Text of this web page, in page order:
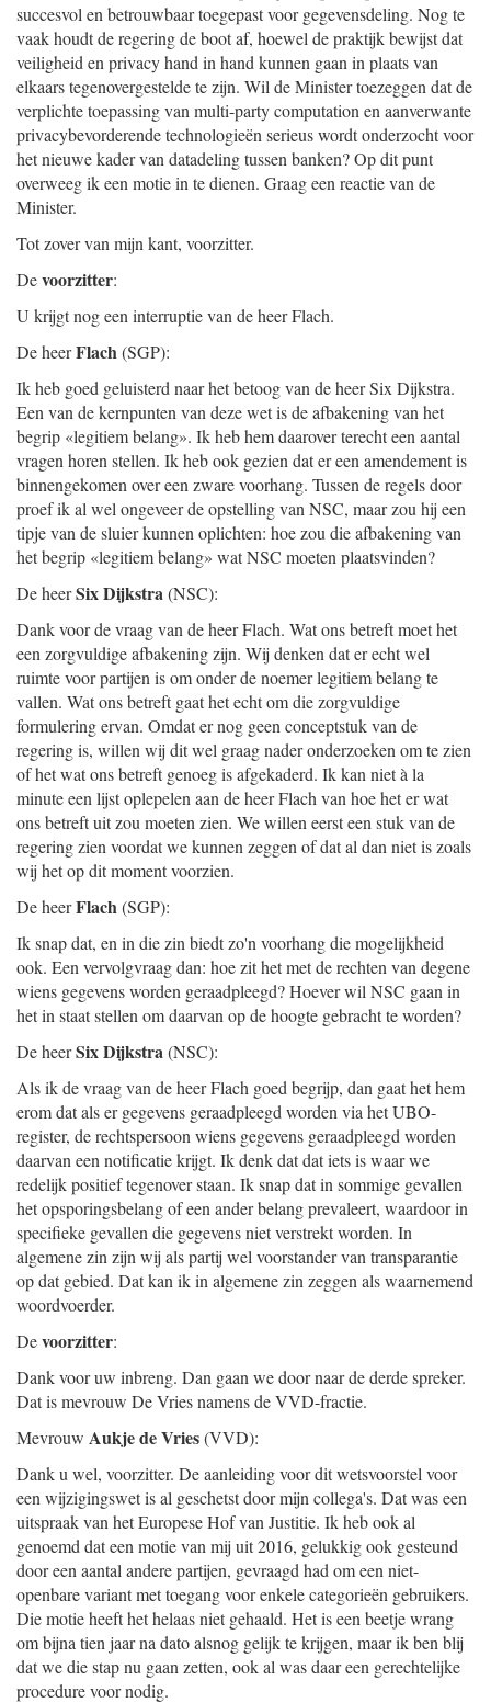
succesvol en betrouwbaar toegepast voor gegevensdeling. Nog te
vaak houdt de regering de boot af, hoewel de praktijk bewijst dat
veiligheid en privacy hand in hand kunnen gaan in plaats van
elkaars tegenovergestelde te zijn. Wil de Minister toezeggen dat de
verplichte toepassing van multi-party computation en aanverwante
privacybevorderende technologieën serieus wordt onderzocht voor
het nieuwe kader van datadeling tussen banken? Op dit punt
overweeg ik een motie in te dienen. Graag een reactie van de
Minister.
Tot zover van mijn kant, voorzitter.
Devoorzitter:
U krijgt nog een interruptie van de heer Flach.
De heerFlach(SGP):
Ik heb goed geluisterd naar het betoog van de heer Six Dijkstra.
Een van de kernpunten van deze wet is de afbakening van het
begrip «legitiem belang». Ik heb hem daarover terecht een aantal
vragen horen stellen. Ik heb ook gezien dat er een amendement is
binnengekomen over een zware voorhang. Tussen de regels door
proef ik al wel ongeveer de opstelling van NSC, maar zou hij een
tipje van de sluier kunnen oplichten: hoe zou die afbakening van
het begrip «legitiem belang» wat NSC moeten plaatsvinden?
De heerSix Dijkstra(NSC):
Dank voor de vraag van de heer Flach. Wat ons betreft moet het
een zorgvuldige afbakening zijn. Wij denken dat er echt wel
ruimte voor partijen is om onder de noemer legitiem belang te
vallen. Wat ons betreft gaat het echt om die zorgvuldige
formulering ervan. Omdat er nog geen conceptstuk van de
regering is, willen wij dit wel graag nader onderzoeken om te zien
of het wat ons betreft genoeg is afgekaderd. Ik kan niet à la
minute een lijst oplepelen aan de heer Flach van hoe het er wat
ons betreft uit zou moeten zien. We willen eerst een stuk van de
regering zien voordat we kunnen zeggen of dat al dan niet is zoals
wij het op dit moment voorzien.
De heerFlach(SGP):
Ik snap dat, en in die zin biedt zo'n voorhang die mogelijkheid
ook. Een vervolgvraag dan: hoe zit het met de rechten van degene
wiens gegevens worden geraadpleegd? Hoever wil NSC gaan in
het in staat stellen om daarvan op de hoogte gebracht te worden?
De heerSix Dijkstra(NSC):
Als ik de vraag van de heer Flach goed begrijp, dan gaat het hem
erom dat als er gegevens geraadpleegd worden via het UBO-
register, de rechtspersoon wiens gegevens geraadpleegd worden
daarvan een notificatie krijgt. Ik denk dat dat iets is waar we
redelijk positief tegenover staan. Ik snap dat in sommige gevallen
het opsporingsbelang of een ander belang prevaleert, waardoor in
specifieke gevallen die gegevens niet verstrekt worden. In
algemene zin zijn wij als partij wel voorstander van transparantie
op dat gebied. Dat kan ik in algemene zin zeggen als waarnemend
woordvoerder.
Devoorzitter:
Dank voor uw inbreng. Dan gaan we door naar de derde spreker.
Dat is mevrouw De Vries namens de VVD-fractie.
Mevrouw Aukje de Vries(VVD):
Dank u wel, voorzitter. De aanleiding voor dit wetsvoorstel voor
een wijzigingswet is al geschetst door mijn collega's. Dat was een
uitspraak van het Europese Hof van Justitie. Ik heb ook al
genoemd dat een motie van mij uit 2016, gelukkig ook gesteund
door een aantal andere partijen, gevraagd had om een niet-
openbare variant met toegang voor enkele categorieën gebruikers.
Die motie heeft het helaas niet gehaald. Het is een beetje wrang
om bijna tien jaar na dato alsnog gelijk te krijgen, maar ik ben blij
dat we die stap nu gaan zetten, ook al was daar een gerechtelijke
procedure voor nodig.